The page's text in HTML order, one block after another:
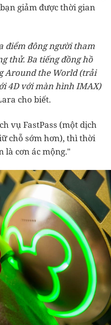
giảm được thời gian
điểm đông người tham
thử. Ba tiếng đồng hồ
Around the World (trải
4D với màn hình IMAX)
cho biết.
vụ FastPass (một dịch
chỗ sớm hơn), thì thời
là cơn ác mộng."